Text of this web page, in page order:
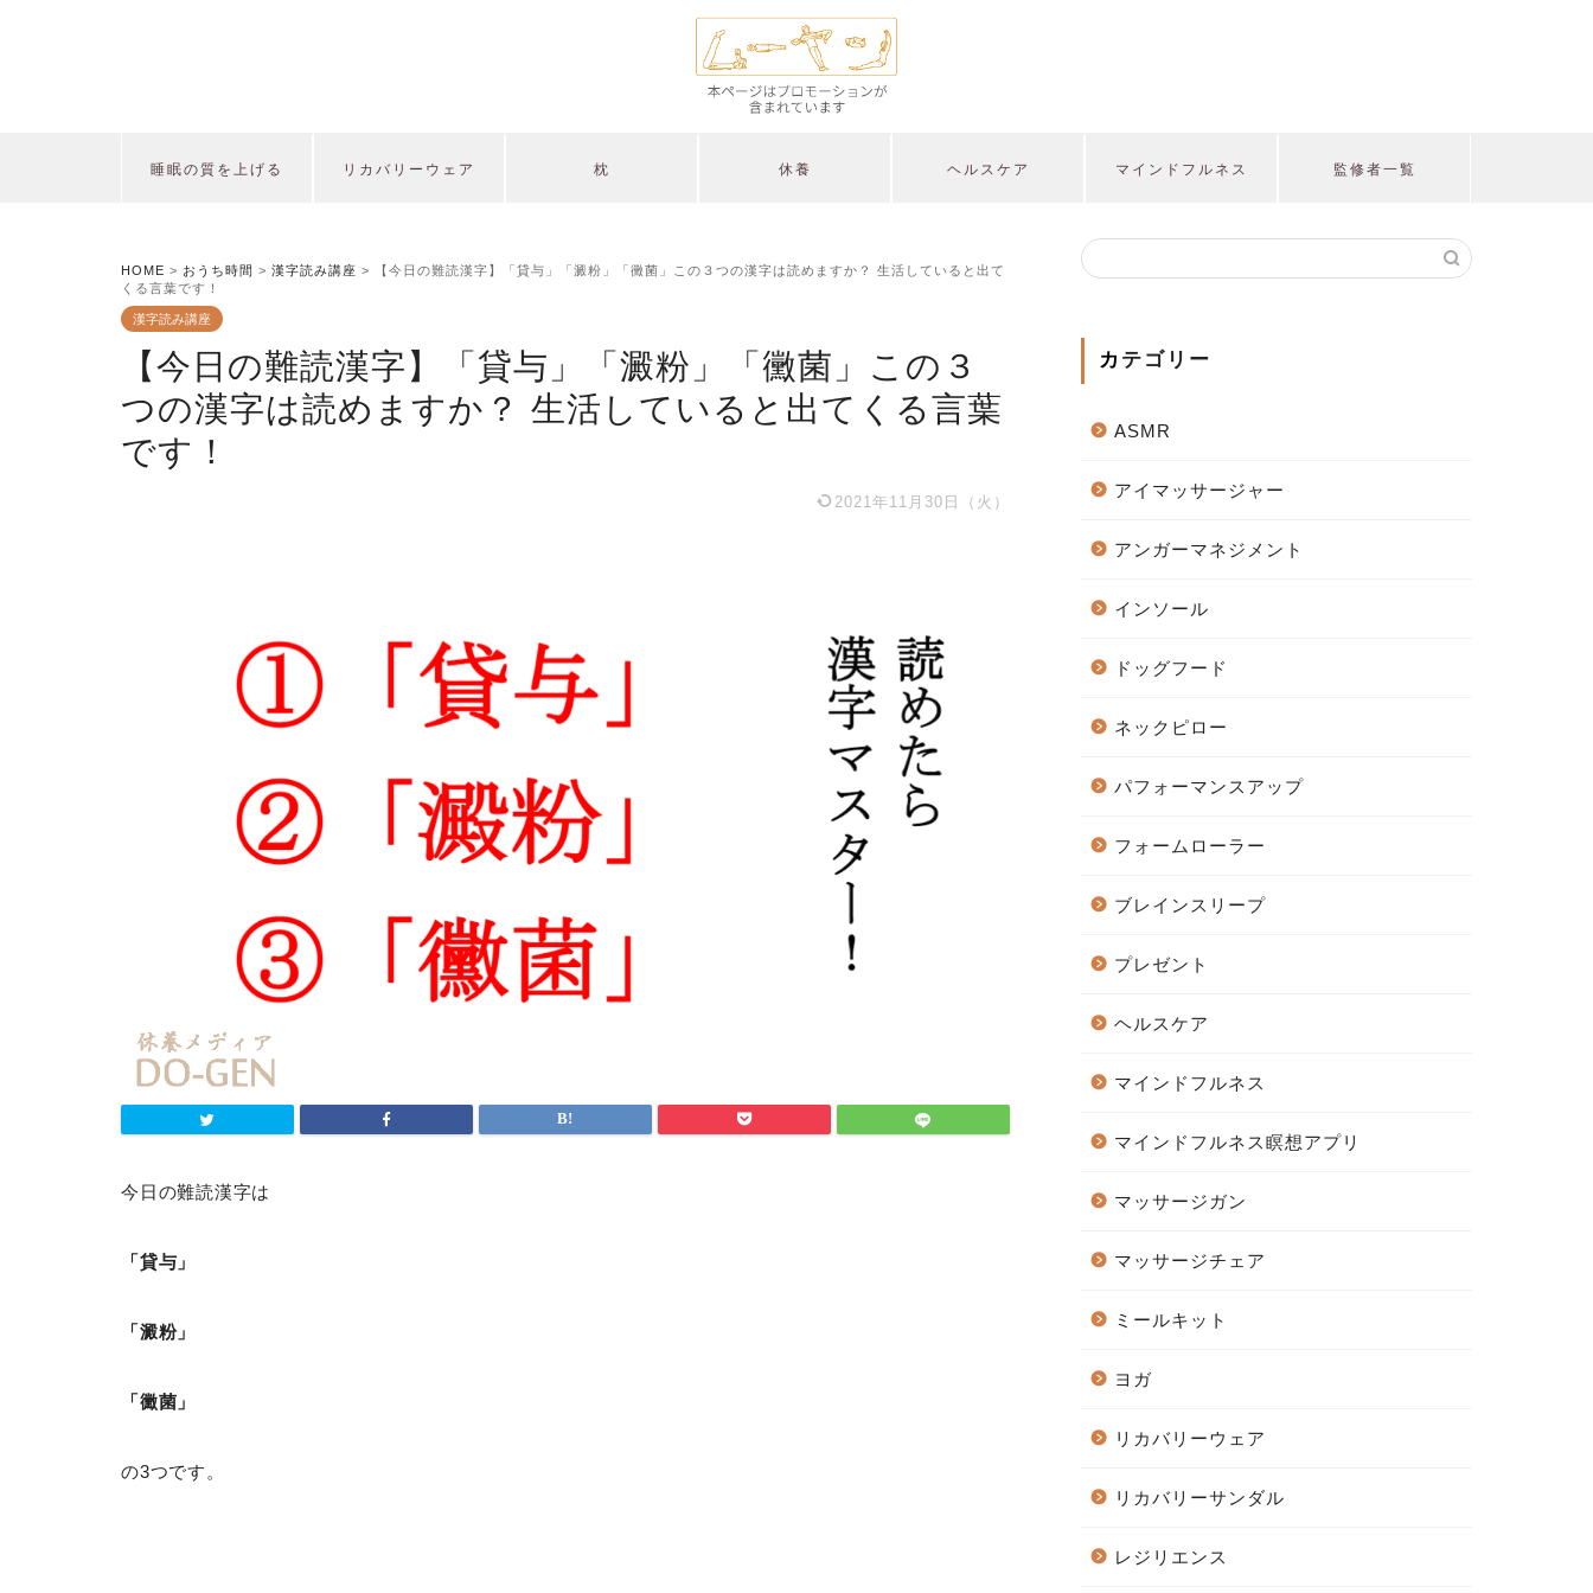
睡眠の質を上げる リカバリーウェア 枕 休養 ヘルスケア マインドフルネス 監修者一覧
HOME > おうち時間 > 漢字読み講座 >
【今日の難読漢字】「貸与」「澱粉」「黴菌」この３つの漢字は読めますか？ 生活していると出て
くる言葉です！
漢字読み講座
【今日の難読漢字】「貸与」「澱粉」「黴菌」この３
つの漢字は読めますか？ 生活していると出てくる言葉
です！
2021年11月30日（火）
今日の難読漢字は
「貸与」
「澱粉」
「黴菌」
の3つです。
カテゴリー
ASMR
アイマッサージャー
アンガーマネジメント
インソール
ドッグフード
ネックピロー
パフォーマンスアップ
フォームローラー
ブレインスリープ
プレゼント
ヘルスケア
マインドフルネス
マインドフルネス瞑想アプリ
マッサージガン
マッサージチェア
ミールキット
ヨガ
リカバリーウェア
リカバリーサンダル
レジリエンス